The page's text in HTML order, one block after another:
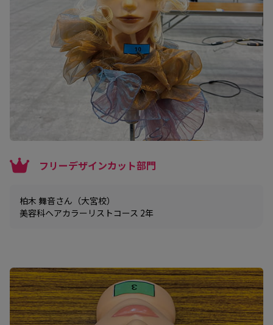
フリーデザインカット部門
柏木 舞音さん（大宮校）
美容科ヘアカラーリストコース 2年